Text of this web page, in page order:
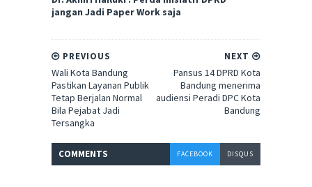
jangan Jadi Paper Work saja
NEXT
Pansus 14 DPRD Kota
Bandung menerima
audiensi Peradi DPC Kota
Bandung
PREVIOUS
Wali Kota Bandung
Pastikan Layanan Publik
Tetap Berjalan Normal
Bila Pejabat Jadi
Tersangka
COMMENTS FACEBOOK DISQUS